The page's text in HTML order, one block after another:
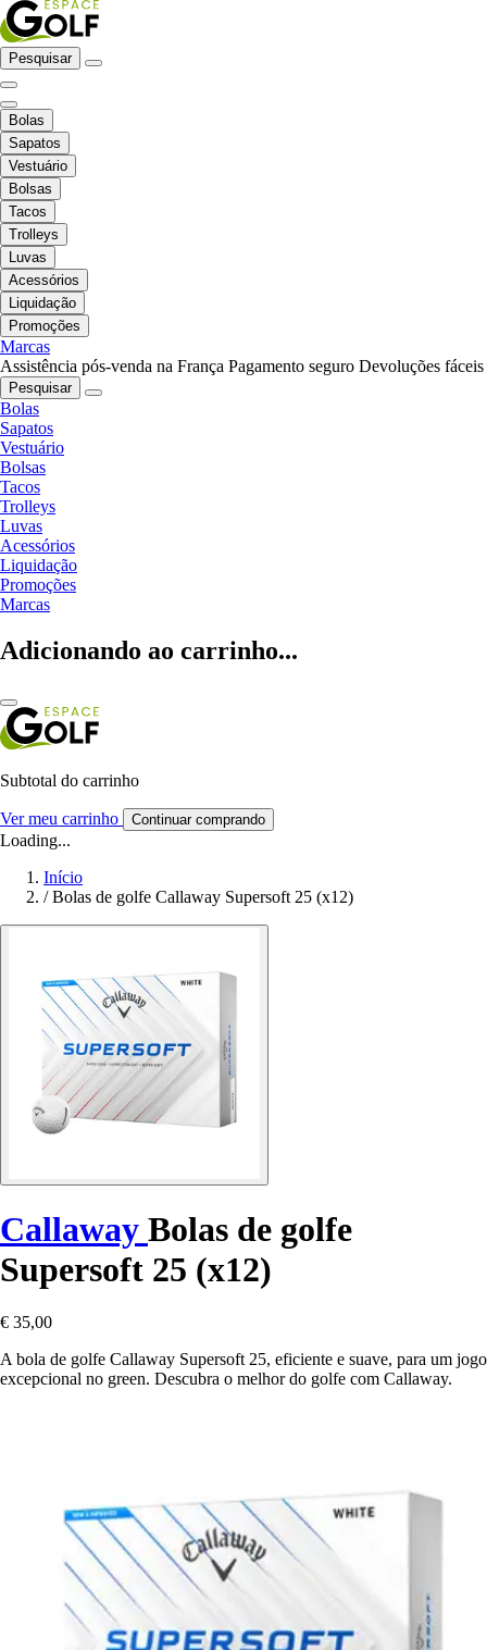
Pesquisar
Bolas
Sapatos
Vestuário
Bolsas
Tacos
Trolleys
Luvas
Acessórios
Liquidação
Promoções
Marcas
Assistência pós-venda na França Pagamento seguro Devoluções fáceis
Pesquisar
Bolas
Sapatos
Vestuário
Bolsas
Tacos
Trolleys
Luvas
Acessórios
Liquidação
Promoções
Marcas
Adicionando ao carrinho...
Subtotal do carrinho
Ver meu carrinho Continuar comprando
Loading...
Início
/ Bolas de golfe Callaway Supersoft 25 (x12)
Callaway Bolas de golfe
Supersoft 25 (x12)
€ 35,00
A bola de golfe Callaway Supersoft 25, eficiente e suave, para um jogo
excepcional no green. Descubra o melhor do golfe com Callaway.